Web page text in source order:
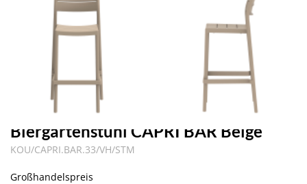
Biergartenstuhl CAPRI BAR Beige
KOU/CAPRI.BAR.33/VH/STM
Großhandelspreis